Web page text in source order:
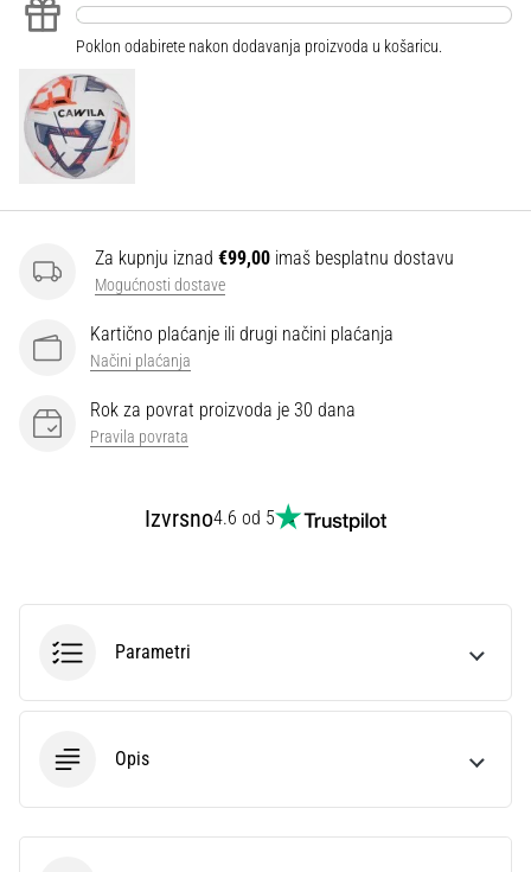
Prikaži
sve
članke
Poklon odabirete nakon dodavanja proizvoda u košaricu.
Za kupnju iznad €99,00 imaš besplatnu dostavu
Mogućnosti dostave
Kartično plaćanje ili drugi načini plaćanja
Načini plaćanja
Rok za povrat proizvoda je 30 dana
Pravila povrata
Izvrsno4.6 od 5
Parametri
Opis